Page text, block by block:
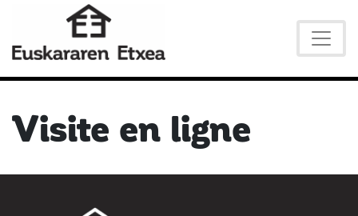
Visite en ligne